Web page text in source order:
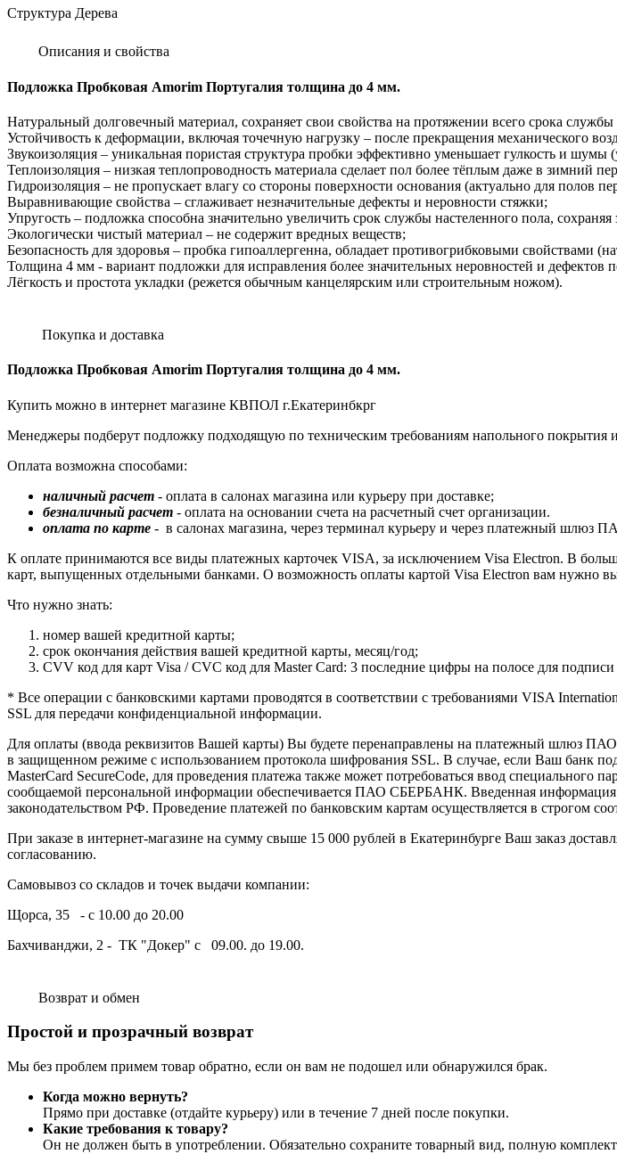
Структура Дерева
Описания и свойства
Подложка Пробковая Amorim Португалия толщина до 4 мм.
Натуральный долговечный материал, сохраняет свои свойства на протяжении всего срока службы
Устойчивость к деформации, включая точечную нагрузку – после прекращения механического
Звукоизоляция – уникальная пористая структура пробки эффективно уменьшает гулкость и
Теплоизоляция – низкая теплопроводность материала сделает пол более тёплым даже в зимний
Гидроизоляция – не пропускает влагу со стороны поверхности основания (актуально для полов
Выравнивающие свойства – сглаживает незначительные дефекты и неровности стяжки;
Упругость – подложка способна значительно увеличить срок службы настеленного пола,
Экологически чистый материал – не содержит вредных веществ;
Безопасность для здоровья – пробка гипоаллергенна, обладает противогрибковыми свойствами
Толщина 4 мм - вариант подложки для исправления более значительных неровностей и дефектов
Лёгкость и простота укладки (режется обычным канцелярским или строительным ножом).
Покупка и доставка
Подложка Пробковая Amorim Португалия толщина до 4 мм.
Купить можно в интернет магазине КВПОЛ г.Екатеринбкрг
Менеджеры подберут подложку подходящую по техническим требованиям напольного покрытия
Оплата возможна способами:
наличный расчет - оплата в салонах магазина или курьеру при доставке;
безналичный расчет - оплата на основании счета на расчетный счет организации.
оплата по карте - в салонах магазина, через терминал курьеру и через платежный
К оплате принимаются все виды платежных карточек VISA, за исключением Visa Electron. В
карт, выпущенных отдельными банками. О возможность оплаты картой Visa Electron вам нужно
Что нужно знать:
номер вашей кредитной карты;
cрок окончания действия вашей кредитной карты, месяц/год;
CVV код для карт Visa / CVC код для Master Card: 3 последние цифры на полосе для подписи
* Все операции с банковскими картами проводятся в соответствии с требованиями VISA
SSL для передачи конфиденциальной информации.
Для оплаты (ввода реквизитов Вашей карты) Вы будете перенаправлены на платежный шлюз
в защищенном режиме с использованием протокола шифрования SSL. В случае, если Ваш банк
MasterCard SecureCode, для проведения платежа также может потребоваться ввод
сообщаемой персональной информации обеспечивается ПАО СБЕРБАНК. Введенная информация
законодательством РФ. Проведение платежей по банковским картам осуществляется в строгом
При заказе в интернет-магазине на сумму свыше 15 000 рублей в Екатеринбурге Ваш заказ
согласованию.
Самовывоз со складов и точек выдачи компании:
Щорса, 35 - с 10.00 до 20.00
Бахчиванджи, 2 - ТК "Докер" с 09.00. до 19.00.
Возврат и обмен
Простой и прозрачный возврат
Мы без проблем примем товар обратно, если он вам не подошел или обнаружился брак.
Когда можно вернуть?
Прямо при доставке (отдайте курьеру) или в течение 7 дней после покупки.
Какие требования к товару?
Он не должен быть в употреблении. Обязательно сохраните товарный вид, полную